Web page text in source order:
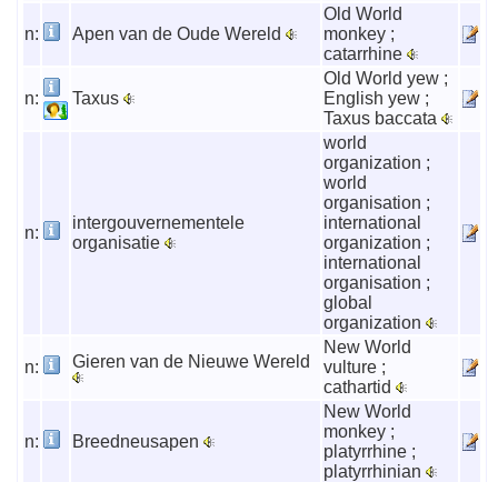
n: Apen van de Oude Wereld
Old World
monkey ;
catarrhine
n: Taxus
Old World yew ;
English yew ;
Taxus baccata
n:
intergouvernementele
organisatie
world
organization ;
world
organisation ;
international
organization ;
international
organisation ;
global
organization
n: Gieren van de Nieuwe Wereld
New World
vulture ;
cathartid
n: Breedneusapen
New World
monkey ;
platyrrhine ;
platyrrhinian